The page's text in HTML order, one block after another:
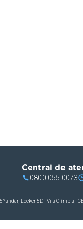
Central de
0800 055 0073
Locker 5D - Vila Olímpia -